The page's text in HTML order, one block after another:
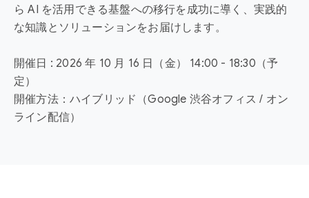
ら AI を活用できる基盤への移行を成功に導く、実践的
な知識とソリューションをお届けします。
開催日 : 2026 年 10 月 16 日（金） 14:00 - 18:30（予
定）
開催方法：ハイブリッド（Google 渋谷オフィス / オン
ライン配信）